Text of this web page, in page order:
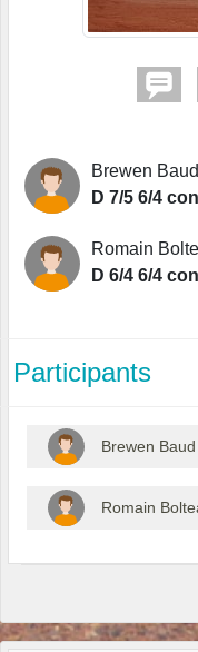
Brewen Baud
D 7/5 6/4
Romain
D 6/4 6/4
Participants
Brewen Baud
Romain